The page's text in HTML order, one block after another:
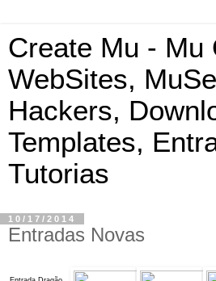
Create Mu - Mu
WebSites,
Hackers,
Templates,
Tutorias
10/17/2014
Entradas Novas